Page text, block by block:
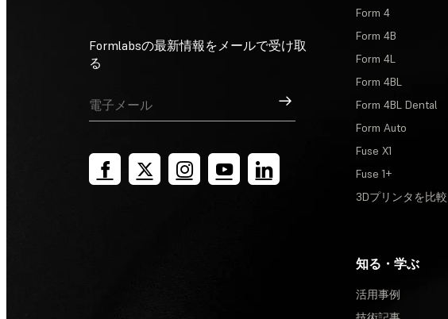
Formlabsの最新情報をメールで受け取
る
サインアップ
Form 4
Form 4B
Form 4L
Form 4BL
Form 4BL Dental
Form Auto
Fuse X1
Fuse 1+
3Dプリンタを比較
知る・学ぶ
活用事例